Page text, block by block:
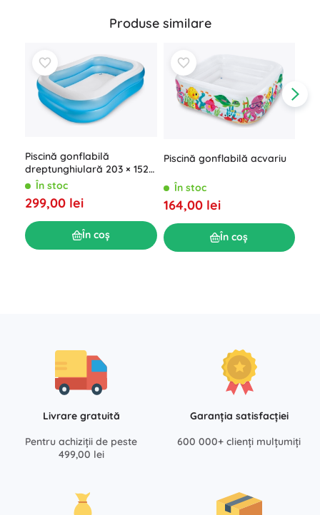
Produse similare
Piscină gonflabilă
dreptunghiulară 203 × 152 ×
48 cm
În stoc
299,00 lei
În coș
Piscină gonflabilă acvariu
În stoc
164,00 lei
În coș
Livrare gratuită
Pentru achiziții de peste
499,00 lei
Garanția satisfacției
600 000+ clienți mulțumiți